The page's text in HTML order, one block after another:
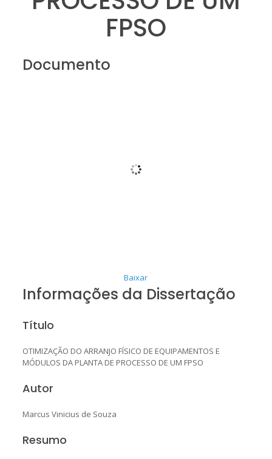
FPSO
Documento
Baixar
Informações da Dissertação
Título
OTIMIZAÇÃO DO ARRANJO FÍSICO DE EQUIPAMENTOS E
MÓDULOS DA PLANTA DE PROCESSO DE UM FPSO
Autor
Marcus Vinicius de Souza
Resumo